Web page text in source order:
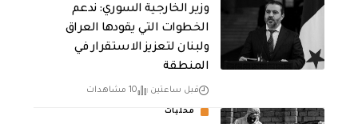
وزير الخارجية السوري: ندعم
الخطوات التي يقودها العراق
ولبنان لتعزيز الاستقرار في
المنطقة
قبل ساعتين 10 مشاهدات
محليات